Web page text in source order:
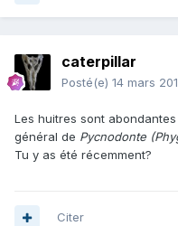
caterpillar
Posté(e) 14 mars
Les huitres sont
général de Pycnodonte
Tu y as été récemment?
Citer